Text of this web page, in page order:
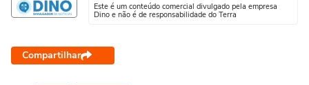
Este é um conteúdo comercial divulgado pela empresa
Dino e não é de responsabilidade do Terra
Compartilhar